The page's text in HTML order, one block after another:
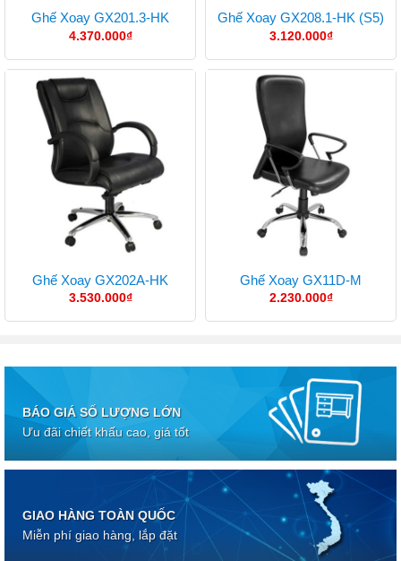
Ghế Xoay GX201.3-HK
4.370.000₫
Ghế Xoay GX208.1-HK (S5)
3.120.000₫
Ghế Xoay GX202A-HK
3.530.000₫
Ghế Xoay GX11D-M
2.230.000₫
BÁO GIÁ SỐ LƯỢNG LỚN
Ưu đãi chiết khấu cao, giá tốt
GIAO HÀNG TOÀN QUỐC
Miễn phí giao hàng, lắp đặt